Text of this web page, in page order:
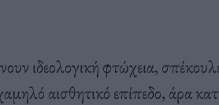
ιδεολογική φτώχεια,
αισθητικό επίπεδο, άρα